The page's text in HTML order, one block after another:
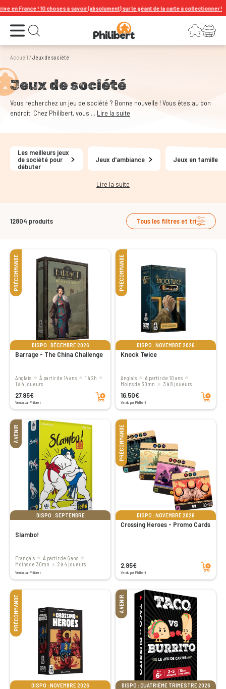
choses à savoir (absolument) sur le géant de la carte à collectionner !
Ouvrir le menu Ouvrir la recherche Connexion
Votre panier
Accueil / Jeux de société
Jeux de société
Vous recherchez un jeu de société ? Bonne nouvelle ! Vous êtes au bon
endroit. Chez Philibert, vous ... Lire la suite
Les meilleurs jeux
de société pour
débuter
Jeux d'ambiance Jeux en famille
Lire la suite
12804 produits Tous les filtres et tri
PRÉCOMMANDE
DISPO : DÉCEMBRE 2026
Barrage - The China Challenge
Anglais à partir de 14 ans
1 à 2h
1 à 4 joueurs
27,95€
Vendu par Philibert
Ajouter au panier
PRÉCOMMANDE
DISPO : NOVEMBRE 2026
Knock Twice
Anglais
à partir de 10 ans
moins de 30mn
3 à 8 joueurs
16,50€
Vendu par Philibert
Ajouter au panier
À VENIR
DISPO : SEPTEMBRE
Slambo!
Français
à partir de 6 ans
moins de 30mn
2 à 4 joueurs
Vendu par Philibert
PRÉCOMMANDE
DISPO : NOVEMBRE 2026
Crossing Heroes - Promo Cards
2,95€
Vendu par Philibert
Ajouter au panier
PRÉCOMMANDE
DISPO : NOVEMBRE 2026
À VENIR
DISPO : QUATRIÈME TRIMESTRE 2026